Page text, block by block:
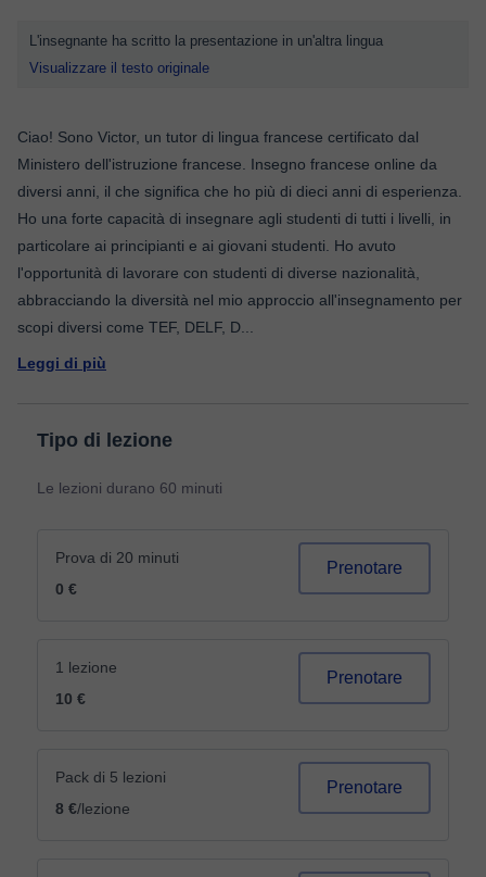
L'insegnante ha scritto la presentazione in un'altra lingua
Visualizzare il testo originale
Ciao! Sono Victor, un tutor di lingua francese certificato dal
Ministero dell'istruzione francese. Insegno francese online da
diversi anni, il che significa che ho più di dieci anni di esperienza.
Ho una forte capacità di insegnare agli studenti di tutti i livelli, in
particolare ai principianti e ai giovani studenti. Ho avuto
l'opportunità di lavorare con studenti di diverse nazionalità,
abbracciando la diversità nel mio approccio all'insegnamento per
scopi diversi come TEF, DELF, D
Leggi di più
Tipo di lezione
Le lezioni durano 60 minuti
Prova di 20 minuti
0 €
Prenotare
1 lezione
10 €
Prenotare
Pack di 5 lezioni
8 €/lezione
Prenotare